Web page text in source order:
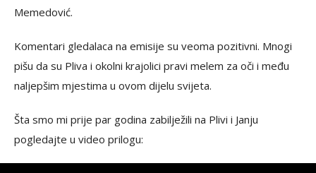
Memedović.
Komentari gledalaca na emisije su veoma pozitivni. Mnogi
pišu da su Pliva i okolni krajolici pravi melem za oči i među
naljepšim mjestima u ovom dijelu svijeta.
Šta smo mi prije par godina zabilježili na Plivi i Janju
pogledajte u video prilogu: